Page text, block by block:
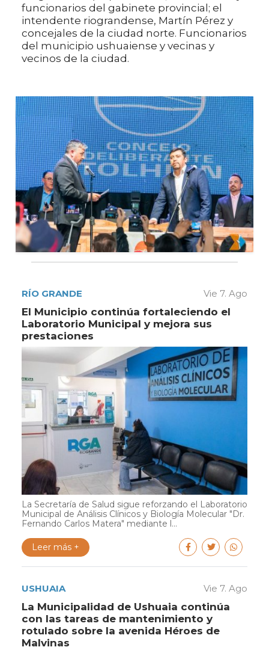
funcionarios del gabinete provincial; el
intendente riograndense, Martín Pérez y
concejales de la ciudad norte. Funcionarios
del municipio ushuaiense y vecinas y
vecinos de la ciudad.
RÍO GRANDE Vie 7. Ago
El Municipio continúa fortaleciendo el
Laboratorio Municipal y mejora sus
prestaciones
La Secretaría de Salud sigue reforzando el Laboratorio
Municipal de Análisis Clínicos y Biología Molecular "Dr.
Fernando Carlos Matera" mediante l...
Leer más +
USHUAIA Vie 7. Ago
La Municipalidad de Ushuaia continúa
con las tareas de mantenimiento y
rotulado sobre la avenida Héroes de
Malvinas